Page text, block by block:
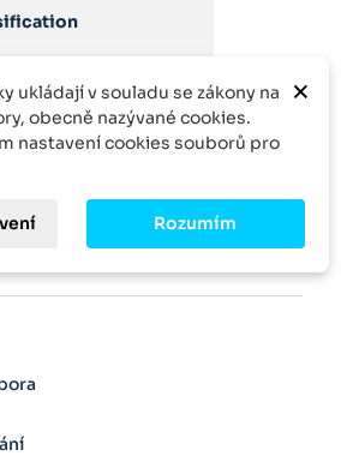
×
ukládají v souladu se zákony na
obecně nazývané cookies.
nastavení cookies souborů pro
Rozumím